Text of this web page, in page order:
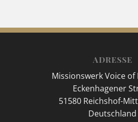
ADRESSE
Missionswerk Voice of
Eckenhagener
51580 Reichshof-
Deutschland